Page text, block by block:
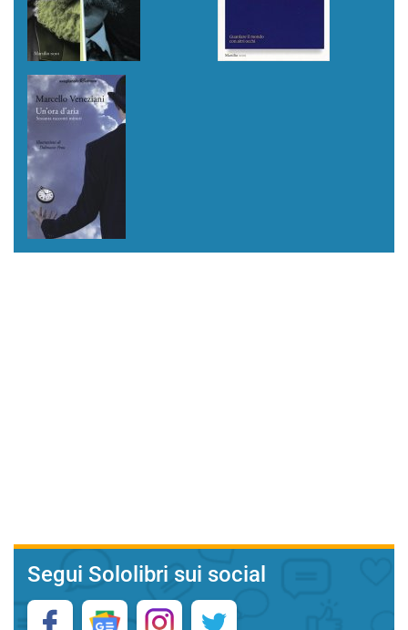
Segui Sololibri sui social